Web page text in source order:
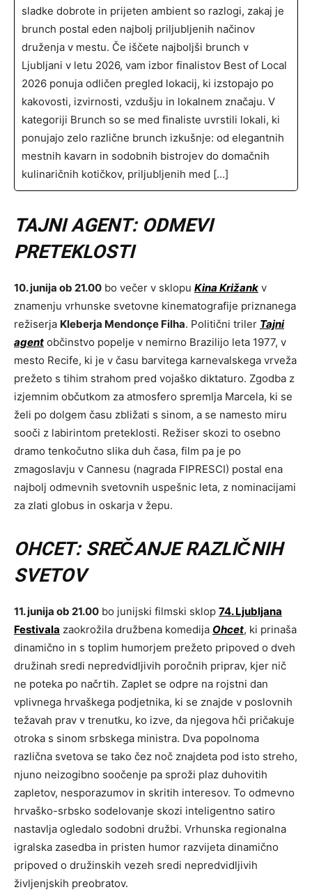
sladke dobrote in prijeten ambient so razlogi, zakaj je
brunch postal eden najbolj priljubljenih načinov
druženja v mestu. Če iščete najboljši brunch v
Ljubljani v letu 2026, vam izbor finalistov Best of Local
2026 ponuja odličen pregled lokacij, ki izstopajo po
kakovosti, izvirnosti, vzdušju in lokalnem značaju. V
kategoriji Brunch so se med finaliste uvrstili lokali, ki
ponujajo zelo različne brunch izkušnje: od elegantnih
mestnih kavarn in sodobnih bistrojev do domačnih
kulinaričnih kotičkov, priljubljenih med […]
TAJNI AGENT: ODMEVI
PRETEKLOSTI
10. junija ob 21.00 bo večer v sklopu Kina Križank v
znamenju vrhunske svetovne kinematografije priznanega
režiserja Kleberja Mendonçe Filha. Politični triler Tajni
agent občinstvo popelje v nemirno Brazilijo leta 1977, v
mesto Recife, ki je v času barvitega karnevalskega vrveža
prežeto s tihim strahom pred vojaško diktaturo. Zgodba z
izjemnim občutkom za atmosfero spremlja Marcela, ki se
želi po dolgem času zbližati s sinom, a se namesto miru
sooči z labirintom preteklosti. Režiser skozi to osebno
dramo tenkočutno slika duh časa, film pa je po
zmagoslavju v Cannesu (nagrada FIPRESCI) postal ena
najbolj odmevnih svetovnih uspešnic leta, z nominacijami
za zlati globus in oskarja v žepu.
OHCET: SREČANJE RAZLIČNIH
SVETOV
11. junija ob 21.00 bo junijski filmski sklop 74. Ljubljana
Festivala zaokrožila družbena komedija Ohcet, ki prinaša
dinamično in s toplim humorjem prežeto pripoved o dveh
družinah sredi nepredvidljivih poročnih priprav, kjer nič
ne poteka po načrtih. Zaplet se odpre na rojstni dan
vplivnega hrvaškega podjetnika, ki se znajde v poslovnih
težavah prav v trenutku, ko izve, da njegova hči pričakuje
otroka s sinom srbskega ministra. Dva popolnoma
različna svetova se tako čez noč znajdeta pod isto streho,
njuno neizogibno soočenje pa sproži plaz duhovitih
zapletov, nesporazumov in skritih interesov. To odmevno
hrvaško-srbsko sodelovanje skozi inteligentno satiro
nastavlja ogledalo sodobni družbi. Vrhunska regionalna
igralska zasedba in pristen humor razvijeta dinamično
pripoved o družinskih vezeh sredi nepredvidljivih
življenjskih preobratov.